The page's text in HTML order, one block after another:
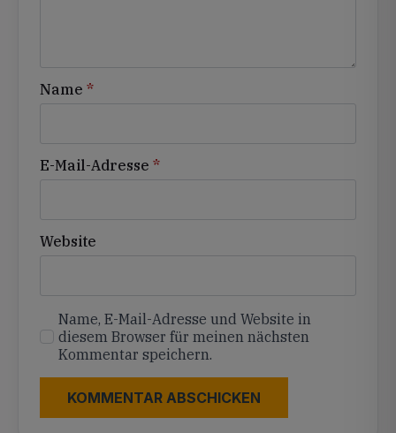
Name *
E-Mail-Adresse *
Website
Name, E-Mail-Adresse und Website in
diesem Browser für meinen nächsten
Kommentar speichern.